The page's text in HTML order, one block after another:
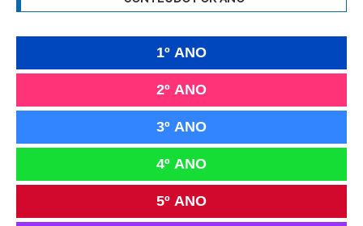
1º ANO
2º ANO
3º ANO
4º ANO
5º ANO